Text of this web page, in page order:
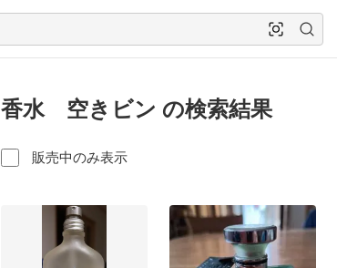
香水 空きビン の検索結果
販売中のみ表示